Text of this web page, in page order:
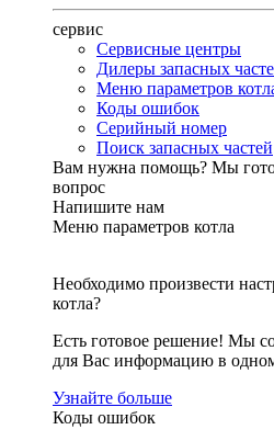
сервис
Сервисные центры
Дилеры запасных
Меню параметров
Коды ошибок
Серийный номер
Поиск запасных частей
Вам нужна помощь? Мы
вопрос
Напишите нам
Меню параметров котла
Необходимо произвести
котла?
Есть готовое решение! Мы
для Вас информацию в
Узнайте больше
Коды ошибок